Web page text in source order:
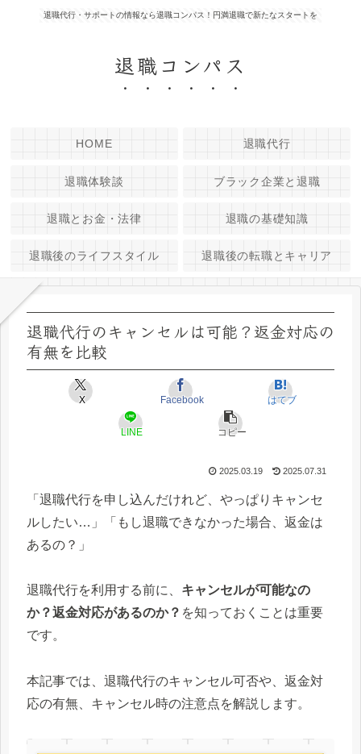
退職代行・サポートの情報なら退職コンパス！円満退職で新たなスタートを
退職コンパス
HOME 退職代行
退職体験談 ブラック企業と退職
退職とお金・法律 退職の基礎知識
退職後のライフスタイル 退職後の転職とキャリア
退職代行のキャンセルは可能？返金対応の
有無を比較
X Facebook はてブ
LINE コピー
2025.03.19 2025.07.31
「退職代行を申し込んだけれど、やっぱりキャンセ
ルしたい…」「もし退職できなかった場合、返金は
あるの？」
退職代行を利用する前に、 キャンセルが可能なの
か？返金対応があるのか？ を知っておくことは重要
です。
本記事では、退職代行のキャンセル可否や、返金対
応の有無、キャンセル時の注意点を解説します。